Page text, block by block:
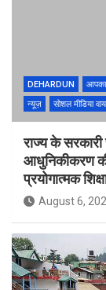
DEHARDUN
न्यूज़
सोशल मीडिया
राज्य के
आधुनिकीकरण की
प्रयोगात्मक
August 6,